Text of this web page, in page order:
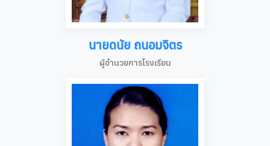
นายดนัย ถนอมจิตร
ผู้อำนวยการโรงเรียน